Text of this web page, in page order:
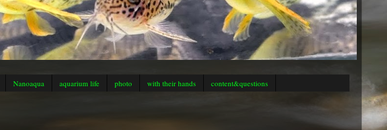
Nanoaqua aquarium life photo with their hands content&questions